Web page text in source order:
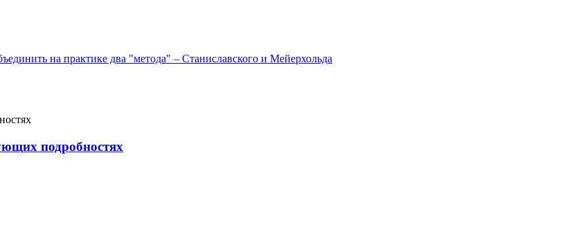
на практике два "метода" – Станиславского и Мейерхольда
подробностях